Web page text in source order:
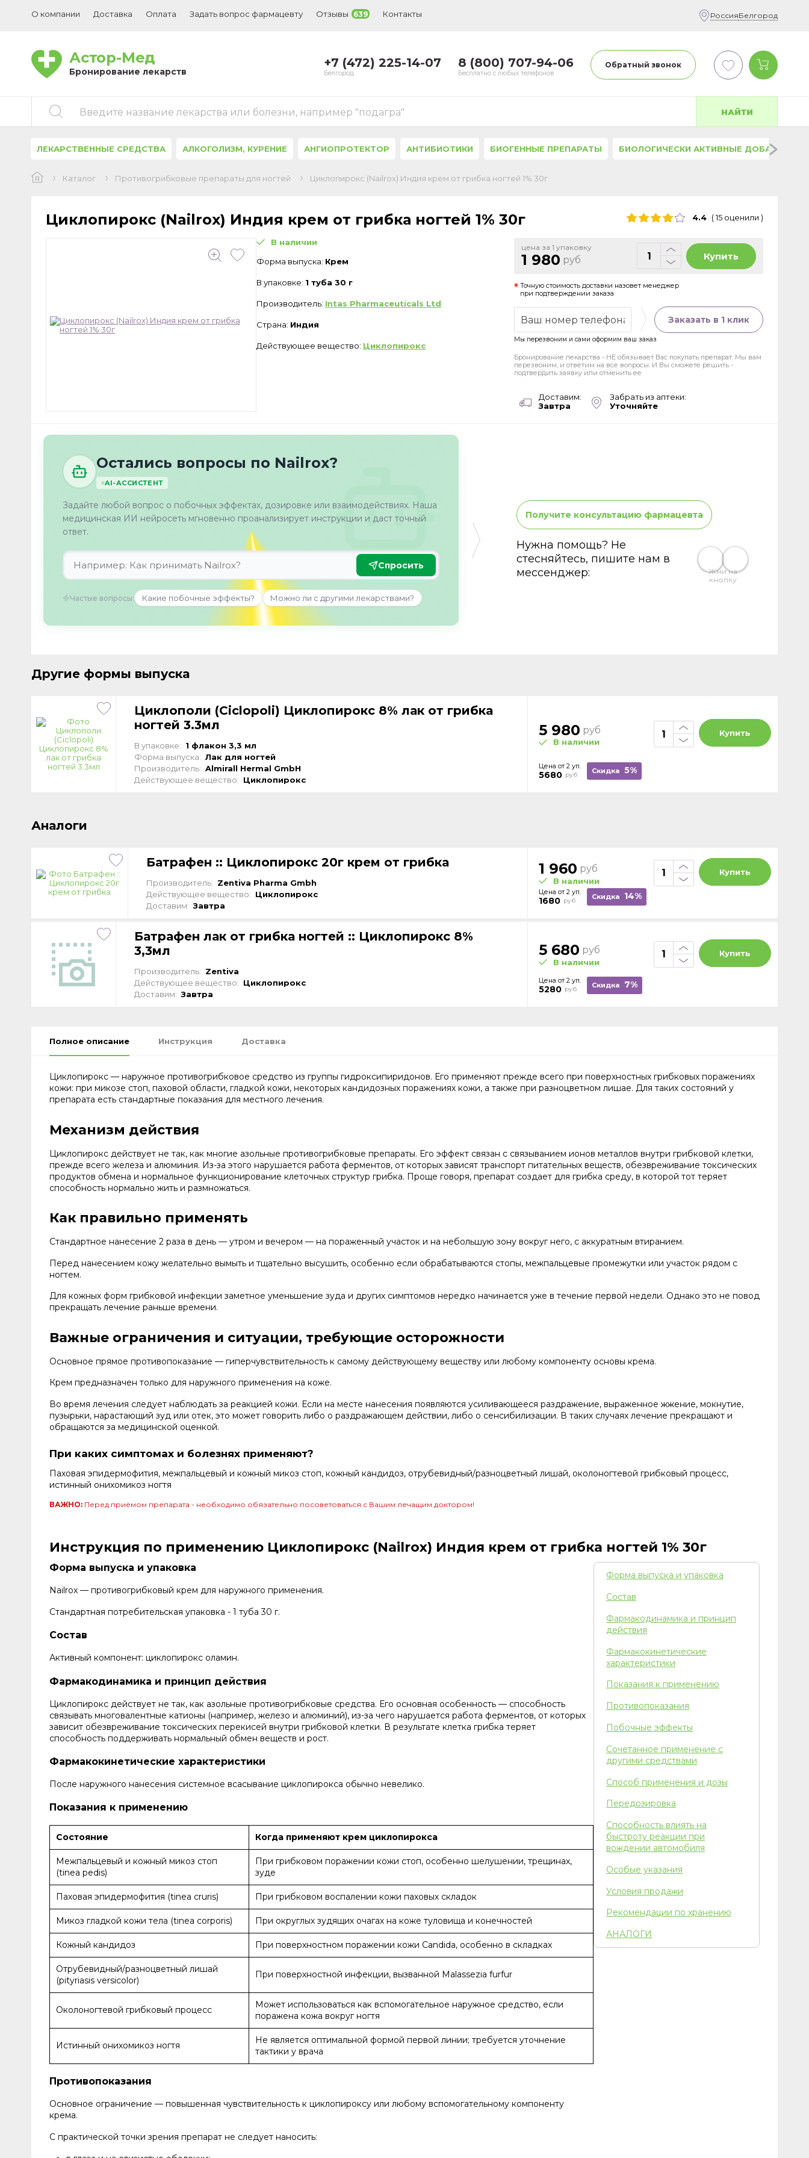
О компании Доставка Оплата Задать вопрос фармацевту Отзывы 639 Контакты РоссияБелгород
Астор-Мед
Бронирование лекарств
+7 (472) 225-14-07
Белгород
8 (800) 707-94-06
Бесплатно с любых телефонов
Обратный звонок
Введите название лекарства или болезни, например "подагра" НАЙТИ
ЛЕКАРСТВЕННЫЕ СРЕДСТВА АЛКОГОЛИЗМ, КУРЕНИЕ АНГИОПРОТЕКТОР АНТИБИОТИКИ БИОГЕННЫЕ ПРЕПАРАТЫ БИОЛОГИЧЕСКИ АКТИВНЫЕ ДОБАВКИ
Каталог Противогрибковые препараты для ногтей Циклопирокс (Nailrox) Индия крем от грибка ногтей 1% 30г
Циклопирокс (Nailrox) Индия крем от грибка ногтей 1% 30г 4.4 (15 оценили )
В наличии
Форма выпуска: Крем
В упаковке: 1 туба 30 г
Производитель: Intas Pharmaceuticals Ltd
Страна: Индия
Действующее вещество: Циклопирокс
цена за 1 упаковку
1 980 руб Купить
Точную стоимость доставки назовет менеджер
при подтверждении заказа
Заказать в 1 клик
Мы перезвоним и сами оформим ваш заказ
Бронирование лекарства - НЕ обязывает Вас покупать препарат. Мы вам
перезвоним, и ответим на все вопросы. И Вы сможете решить -
подтвердить заявку или отменить ее
Доставим:
Завтра
Забрать из аптеки:
Уточняйте
Остались вопросы по Nailrox?
AI-АССИСТЕНТ
Задайте любой вопрос о побочных эффектах, дозировке или взаимодействиях. Наша
медицинская ИИ нейросеть мгновенно проанализирует инструкции и даст точный
ответ.
Спросить
Частые вопросы: Какие побочные эффекты? Можно ли с другими лекарствами?
Получите консультацию фармацевта
Нужна помощь? Не
стесняйтесь, пишите нам в
мессенджер:
Жми на
кнопку
Другие формы выпуска
Циклополи (Сiclopoli) Циклопирокс 8% лак от грибка
ногтей 3.3мл
В упаковке: 1 флакон 3,3 мл
Форма выпуска: Лак для ногтей
Производитель: Almirall Hermal GmbH
Действующее вещество: Циклопирокс
5 980 руб
В наличии
Цена от 2 уп.
5680 руб Скидка 5%
Купить
Аналоги
Батрафен :: Циклопирокс 20г крем от грибка
Производитель: Zentiva Pharma Gmbh
Действующее вещество: Циклопирокс
Доставим: Завтра
1 960 руб
В наличии
Цена от 2 уп.
1680 руб Скидка 14%
Купить
Батрафен лак от грибка ногтей :: Циклопирокс 8%
3,3мл
Производитель: Zentiva
Действующее вещество: Циклопирокс
Доставим: Завтра
5 680 руб
В наличии
Цена от 2 уп.
5280 руб Скидка 7%
Купить
Полное описание Инструкция Доставка
Циклопирокс — наружное противогрибковое средство из группы гидроксипиридонов. Его применяют прежде всего при поверхностных грибковых поражениях
кожи: при микозе стоп, паховой области, гладкой кожи, некоторых кандидозных поражениях кожи, а также при разноцветном лишае. Для таких состояний у
препарата есть стандартные показания для местного лечения.
Механизм действия
Циклопирокс действует не так, как многие азольные противогрибковые препараты. Его эффект связан с связыванием ионов металлов внутри грибковой клетки,
прежде всего железа и алюминия. Из-за этого нарушается работа ферментов, от которых зависят транспорт питательных веществ, обезвреживание токсических
продуктов обмена и нормальное функционирование клеточных структур грибка. Проще говоря, препарат создает для грибка среду, в которой тот теряет
способность нормально жить и размножаться.
Как правильно применять
Стандартное нанесение 2 раза в день — утром и вечером — на пораженный участок и на небольшую зону вокруг него, с аккуратным втиранием.
Перед нанесением кожу желательно вымыть и тщательно высушить, особенно если обрабатываются стопы, межпальцевые промежутки или участок рядом с
ногтем.
Для кожных форм грибковой инфекции заметное уменьшение зуда и других симптомов нередко начинается уже в течение первой недели. Однако это не повод
прекращать лечение раньше времени.
Важные ограничения и ситуации, требующие осторожности
Основное прямое противопоказание — гиперчувствительность к самому действующему веществу или любому компоненту основы крема.
Крем предназначен только для наружного применения на коже.
Во время лечения следует наблюдать за реакцией кожи. Если на месте нанесения появляются усиливающееся раздражение, выраженное жжение, мокнутие,
пузырьки, нарастающий зуд или отек, это может говорить либо о раздражающем действии, либо о сенсибилизации. В таких случаях лечение прекращают и
обращаются за медицинской оценкой.
При каких симптомах и болезнях применяют?
Паховая эпидермофития, межпальцевый и кожный микоз стоп, кожный кандидоз, отрубевидный/разноцветный лишай, околоногтевой грибковый процесс,
истинный онихомикоз ногтя
ВАЖНО: Перед приёмом препарата - необходимо обязательно посоветоваться с Вашим лечащим доктором!
Инструкция по применению Циклопирокс (Nailrox) Индия крем от грибка ногтей 1% 30г
Форма выпуска и упаковка
Nailrox — противогрибковый крем для наружного применения.
Стандартная потребительская упаковка - 1 туба 30 г.
Состав
Активный компонент: циклопирокс оламин.
Фармакодинамика и принцип действия
Циклопирокс действует не так, как азольные противогрибковые средства. Его основная особенность — способность
связывать многовалентные катионы (например, железо и алюминий), из-за чего нарушается работа ферментов, от которых
зависит обезвреживание токсических перекисей внутри грибковой клетки. В результате клетка грибка теряет
способность поддерживать нормальный обмен веществ и рост.
Фармакокинетические характеристики
После наружного нанесения системное всасывание циклопирокса обычно невелико.
Показания к применению
Состояние Когда применяют крем циклопирокса
Межпальцевый и кожный микоз стоп
(tinea pedis)
При грибковом поражении кожи стоп, особенно шелушении, трещинах,
зуде
Паховая эпидермофития (tinea cruris) При грибковом воспалении кожи паховых складок
Микоз гладкой кожи тела (tinea corporis) При округлых зудящих очагах на коже туловища и конечностей
Кожный кандидоз При поверхностном поражении кожи Candida, особенно в складках
Отрубевидный/разноцветный лишай
(pityriasis versicolor)
При поверхностной инфекции, вызванной Malassezia furfur
Околоногтевой грибковый процесс
Может использоваться как вспомогательное наружное средство, если
поражена кожа вокруг ногтя
Истинный онихомикоз ногтя
Не является оптимальной формой первой линии; требуется уточнение
тактики у врача
Противопоказания
Основное ограничение — повышенная чувствительность к циклопироксу или любому вспомогательному компоненту
крема.
С практической точки зрения препарат не следует наносить:
Форма выпуска и упаковка
Состав
Фармакодинамика и принцип
действия
Фармакокинетические
характеристики
Показания к применению
Противопоказания
Побочные эффекты
Сочетанное применение с
другими средствами
Способ применения и дозы
Передозировка
Способность влиять на
быстроту реакции при
вождении автомобиля
Особые указания
Условия продажи
Рекомендации по хранению
АНАЛОГИ